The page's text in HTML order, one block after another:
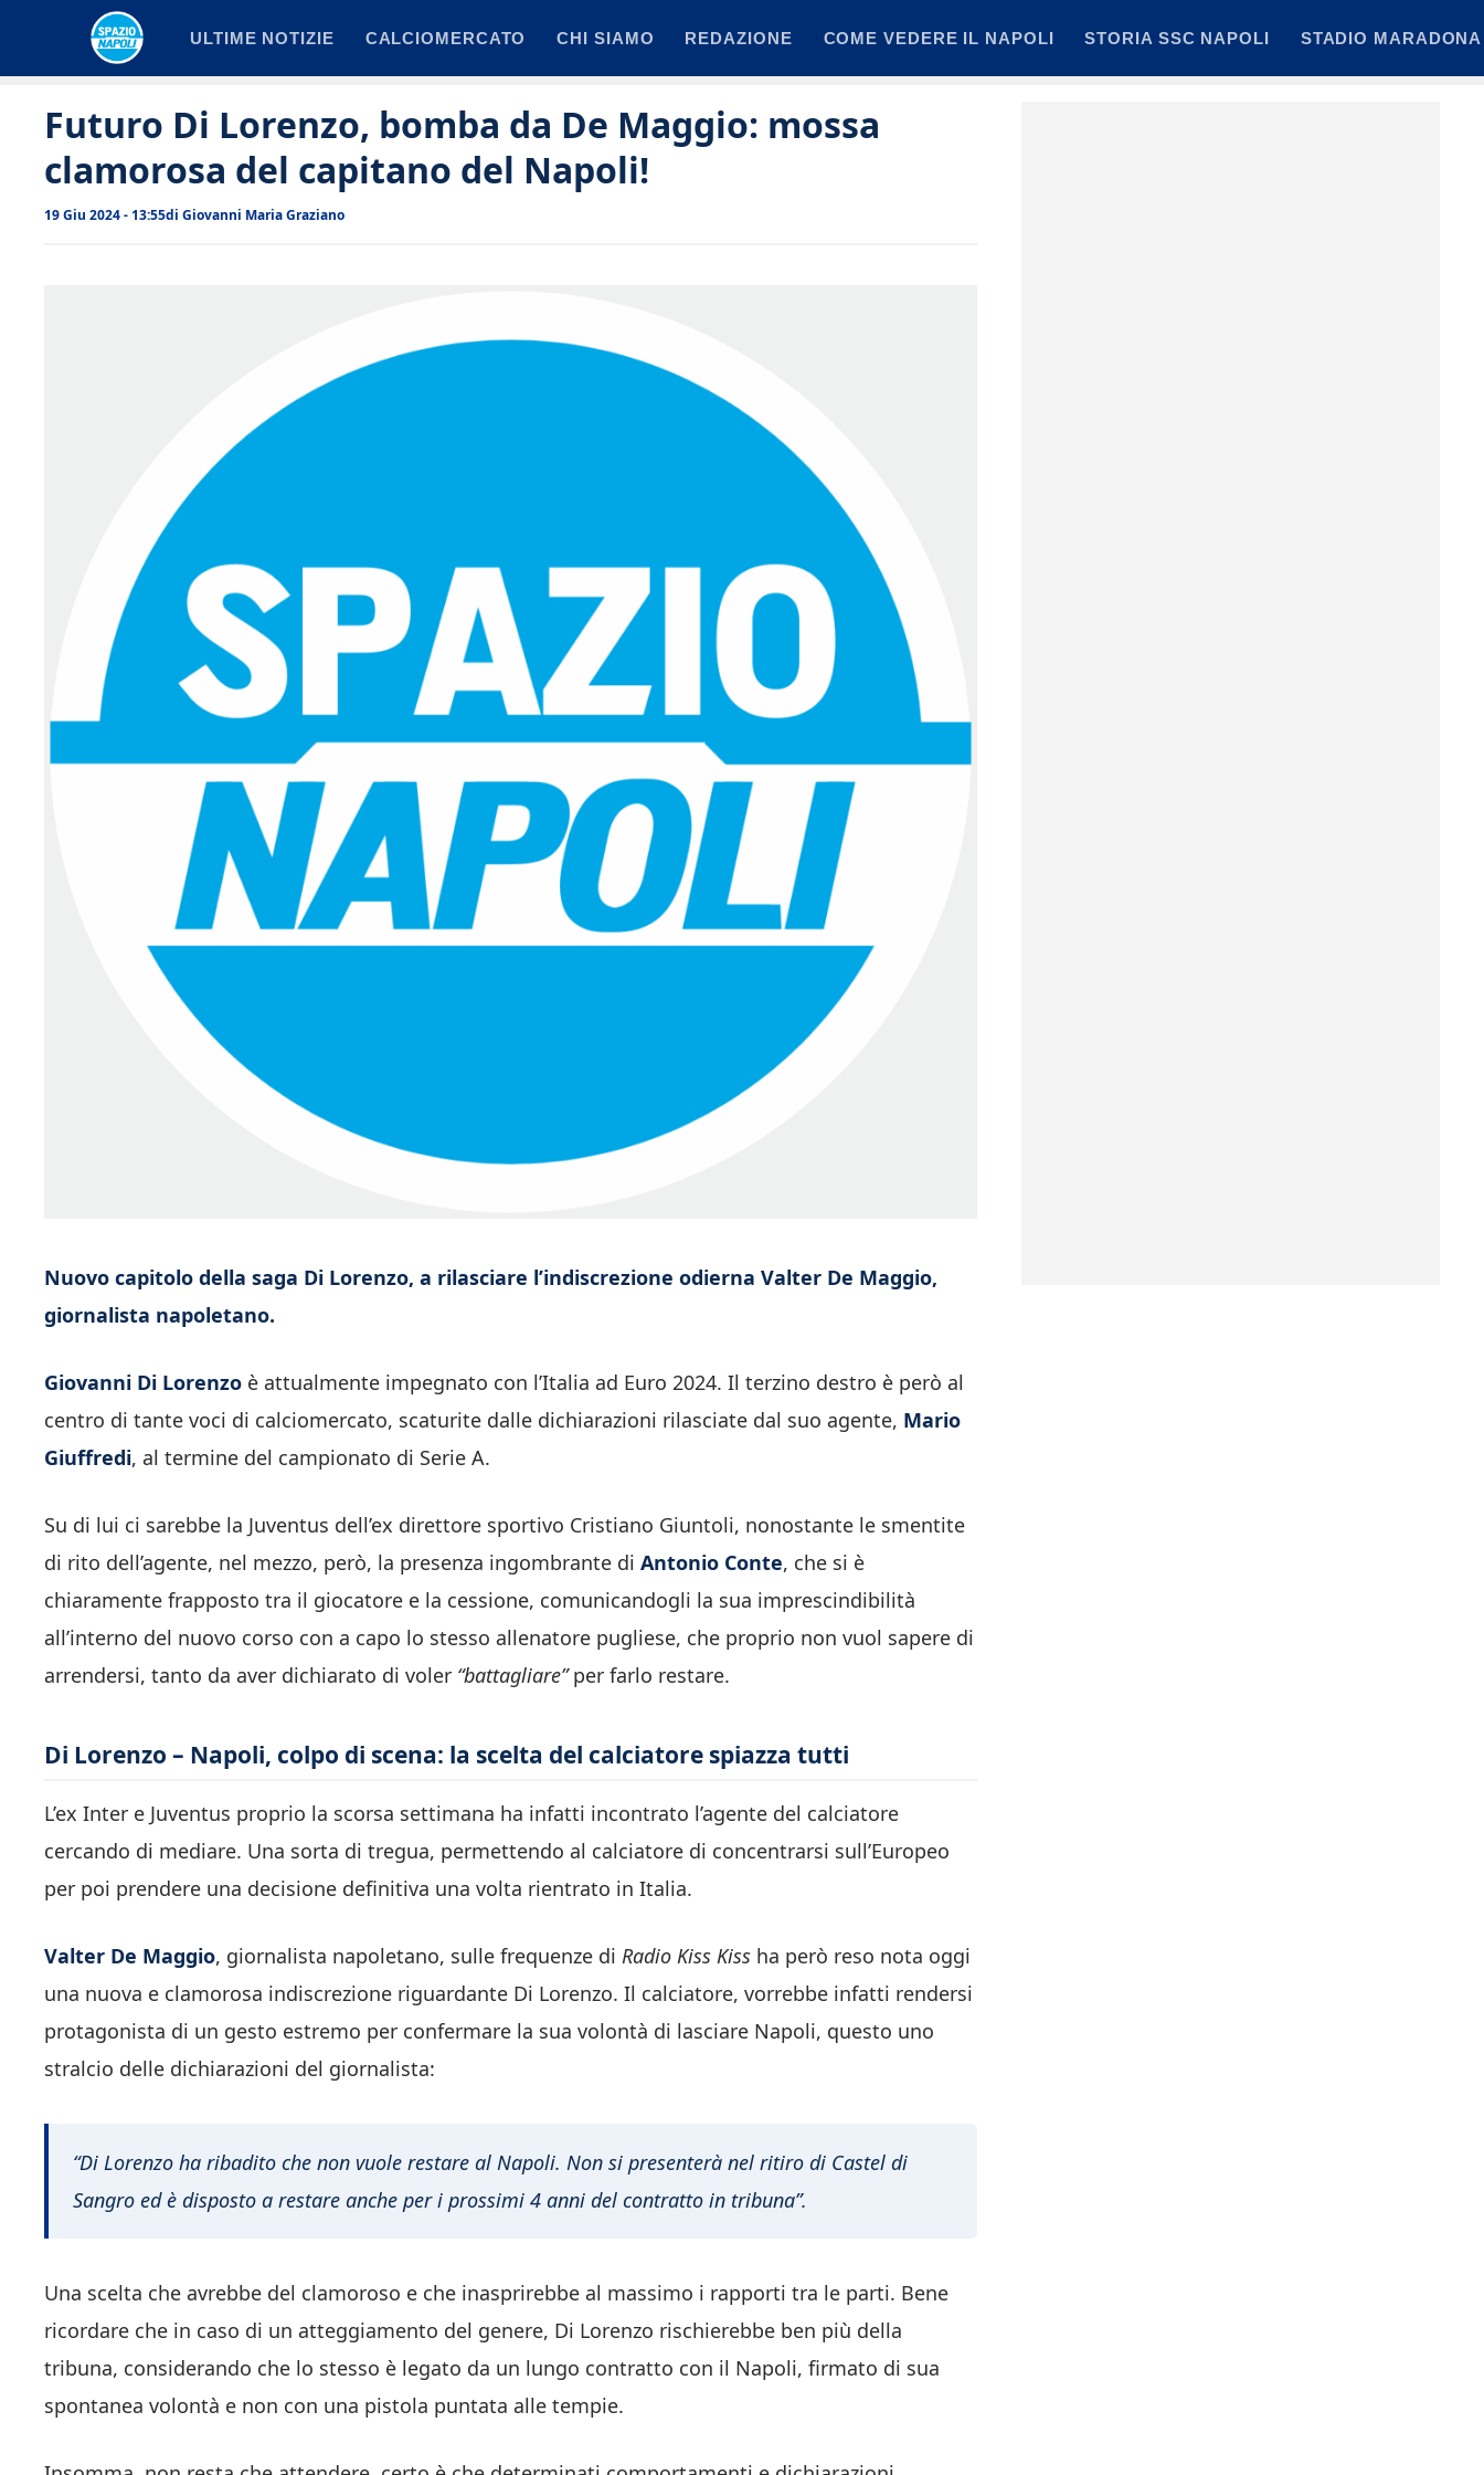
ULTIME NOTIZIE CALCIOMERCATO CHI SIAMO REDAZIONE COME VEDERE IL NAPOLI STORIA SSC NAPOLI STADIO MARADONA
Futuro Di Lorenzo, bomba da De Maggio: mossa
clamorosa del capitano del Napoli!
19 Giu 2024 - 13:55di Giovanni Maria Graziano
Nuovo capitolo della saga Di Lorenzo, a rilasciare l’indiscrezione odierna Valter De Maggio,
giornalista napoletano.
Giovanni Di Lorenzo è attualmente impegnato con l’Italia ad Euro 2024. Il terzino destro è però al
centro di tante voci di calciomercato, scaturite dalle dichiarazioni rilasciate dal suo agente, Mario
Giuffredi, al termine del campionato di Serie A.
Su di lui ci sarebbe la Juventus dell’ex direttore sportivo Cristiano Giuntoli, nonostante le smentite
di rito dell’agente, nel mezzo, però, la presenza ingombrante di Antonio Conte, che si è
chiaramente frapposto tra il giocatore e la cessione, comunicandogli la sua imprescindibilità
all’interno del nuovo corso con a capo lo stesso allenatore pugliese, che proprio non vuol sapere di
arrendersi, tanto da aver dichiarato di voler “battagliare”per farlo restare.
Di Lorenzo – Napoli, colpo di scena: la scelta del calciatore spiazza tutti
L’ex Inter e Juventus proprio la scorsa settimana ha infatti incontrato l’agente del calciatore
cercando di mediare. Una sorta di tregua, permettendo al calciatore di concentrarsi sull’Europeo
per poi prendere una decisione definitiva una volta rientrato in Italia.
Valter De Maggio, giornalista napoletano, sulle frequenze di Radio Kiss Kiss ha però reso nota oggi
una nuova e clamorosa indiscrezione riguardante Di Lorenzo. Il calciatore, vorrebbe infatti rendersi
protagonista di un gesto estremo per confermare la sua volontà di lasciare Napoli, questo uno
stralcio delle dichiarazioni del giornalista:
“Di Lorenzo ha ribadito che non vuole restare al Napoli. Non si presenterà nel ritiro di Castel di
Sangro ed è disposto a restare anche per i prossimi 4 anni del contratto in tribuna”.
Una scelta che avrebbe del clamoroso e che inasprirebbe al massimo i rapporti tra le parti. Bene
ricordare che in caso di un atteggiamento del genere, Di Lorenzo rischierebbe ben più della
tribuna, considerando che lo stesso è legato da un lungo contratto con il Napoli, firmato di sua
spontanea volontà e non con una pistola puntata alle tempie.